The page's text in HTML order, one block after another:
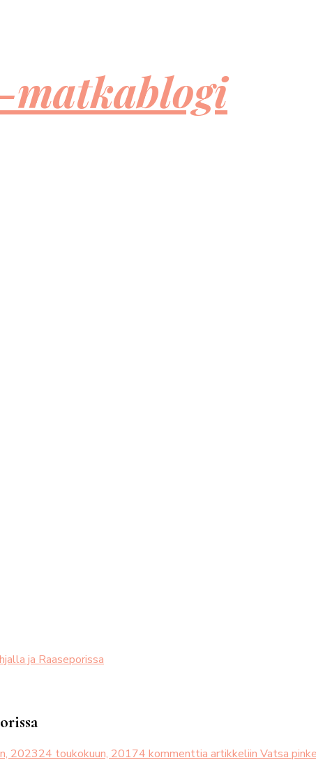
matkablogi
ja Raaseporissa
202324 toukokuun, 20174 kommenttia artikkeliin Vatsa